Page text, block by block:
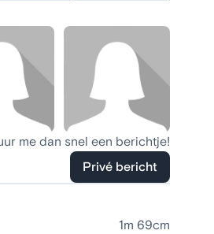
me dan snel een berichtje!
Privé bericht
1m 69cm